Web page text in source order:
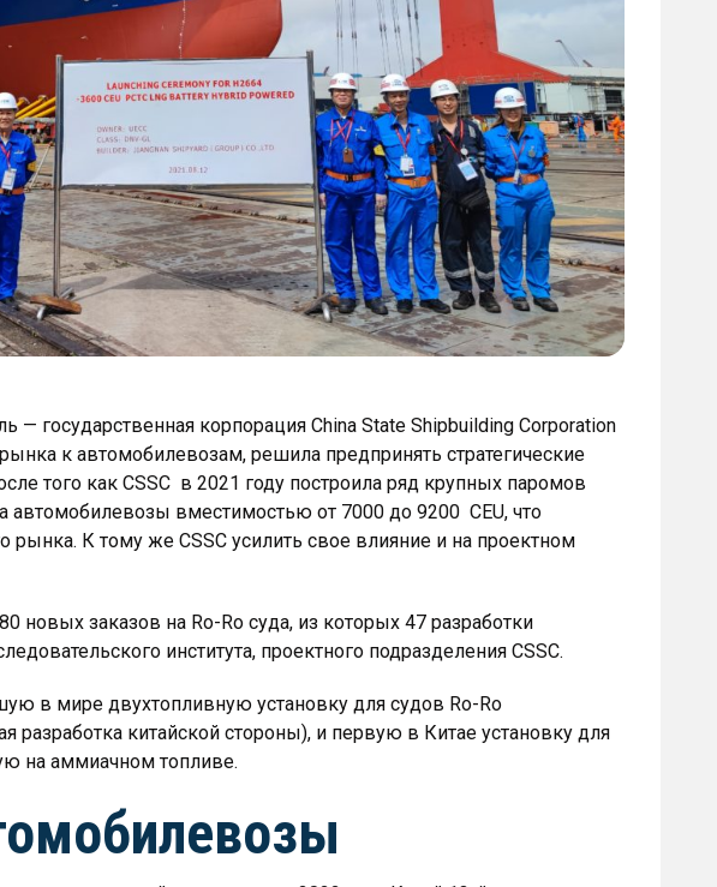
— государственная корпорация China State Shipbuilding Corporation
к автомобилевозам, решила предпринять стратегические
того как CSSC в 2021 году построила ряд крупных паромов
автомобилевозы вместимостью от 7000 до 9200 CEU, что
рынка. К тому же CSSC усилить свое влияние и на проектном
новых заказов на Ro-Ro суда, из которых 47 разработки
института, проектного подразделения CSSC.
в мире двухтопливную установку для судов Ro-Ro
разработка китайской стороны), и первую в Китае установку для
на аммиачном топливе.